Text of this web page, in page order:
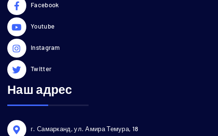
Facebook
Youtube
Instagram
Twitter
Наш адрес
г. Самарканд, ул. Амира Темура, 18